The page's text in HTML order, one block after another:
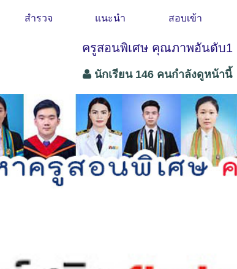
สำรวจ แนะนำ สอบเข้า
ครูสอนพิเศษ คุณภาพอันดับ1
นักเรียน 146 คนกำลังดูหน้านี้